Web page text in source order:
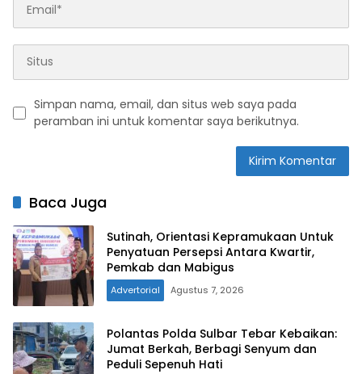
Simpan nama, email, dan situs web saya pada
peramban ini untuk komentar saya berikutnya.
Baca Juga
Sutinah, Orientasi Kepramukaan Untuk
Penyatuan Persepsi Antara Kwartir,
Pemkab dan Mabigus
Advertorial Agustus 7, 2026
Polantas Polda Sulbar Tebar Kebaikan:
Jumat Berkah, Berbagi Senyum dan
Peduli Sepenuh Hati